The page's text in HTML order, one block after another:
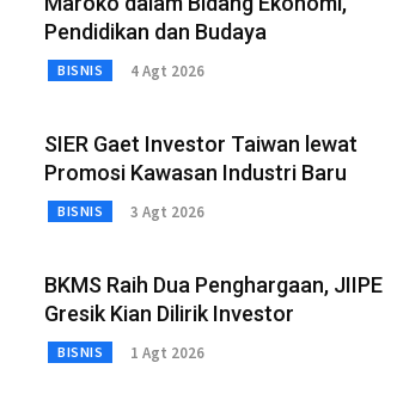
Pendidikan dan Budaya
BISNIS 4 Agt 2026
SIER Gaet Investor Taiwan lewat
Promosi Kawasan Industri Baru
BISNIS 3 Agt 2026
BKMS Raih Dua Penghargaan, JIIPE
Gresik Kian Dilirik Investor
BISNIS 1 Agt 2026